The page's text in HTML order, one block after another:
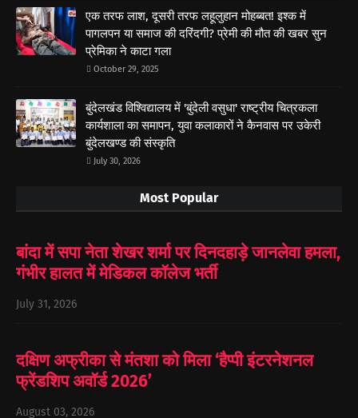
एक तरफ लाश, दूसरी तरफ लहूलुहान मोहब्बत! इश्क में
पागलपन या समाज की दरिंदगी? प्रेमी की मौत की खबर सुन
प्रेमिका ने काटा गला
October 29, 2025
बुंदेलखंड विश्विद्यालय में 'बुंदेली वसुधा' राष्ट्रीय चित्रकला
कार्यशाला का समापन, युवा कलाकारों ने कैनवास पर उकेरी
बुंदेलखण्ड की संस्कृति
July 30, 2026
Most Popular
बांदा में सपा नेता शेखर शर्मा पर दिनदहाड़े जानलेवा हमला,
गंभीर हालत में मेडिकल कॉलेज भर्ती
July 31, 2026
दक्षिण अफ्रीका से मंतशा को मिला ‘हैप्पी इंटरनेशनल
फ्रेंडशिप अवॉर्ड 2026’
August 03, 2026